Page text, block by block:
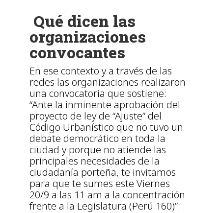
Qué dicen las
organizaciones
convocantes
En ese contexto y a través de las
redes las organizaciones realizaron
una convocatoria que sostiene:
“Ante la inminente aprobación del
proyecto de ley de “Ajuste” del
Código Urbanístico que no tuvo un
debate democrático en toda la
ciudad y porque no atiende las
principales necesidades de la
ciudadanía porteña, te invitamos
para que te sumes este Viernes
20/9 a las 11 am a la concentración
frente a la Legislatura (Perú 160)”.